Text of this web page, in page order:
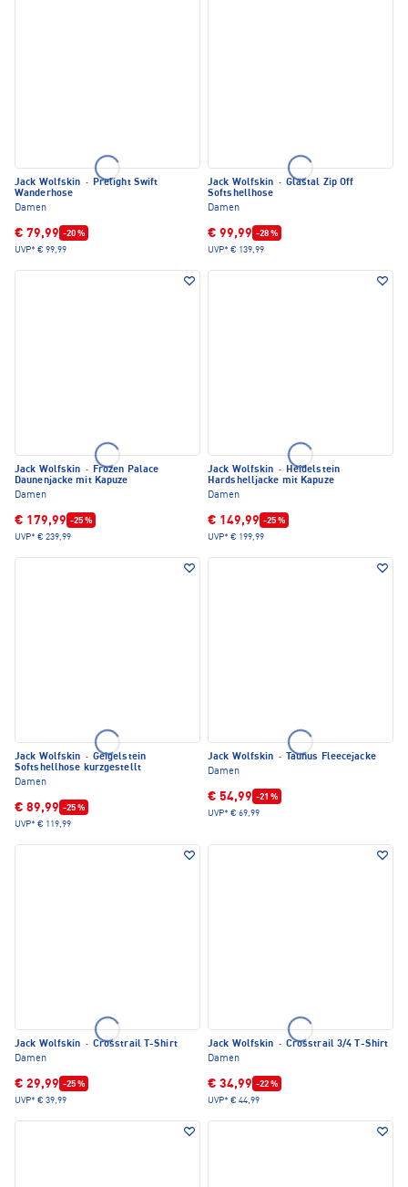
Jack Wolfskin · Prelight Swift
Wanderhose
Damen
€ 79,99 -20 %
UVP* € 99,99
Jack Wolfskin · Glastal Zip Off
Softshellhose
Damen
€ 99,99 -28 %
UVP* € 139,99
Jack Wolfskin · Frozen Palace
Daunenjacke mit Kapuze
Damen
€ 179,99 -25 %
UVP* € 239,99
Jack Wolfskin · Heidelstein
Hardshelljacke mit Kapuze
Damen
€ 149,99 -25 %
UVP* € 199,99
Jack Wolfskin · Geigelstein
Softshellhose kurzgestellt
Damen
€ 89,99 -25 %
UVP* € 119,99
Jack Wolfskin ·
Taunus Fleecejacke
Damen
€ 54,99 -21 %
UVP* € 69,99
Jack Wolfskin · Crosstrail T-Shirt
Damen
€ 29,99 -25 %
UVP* € 39,99
Jack Wolfskin · Crosstrail 3/4 T-Shirt
Damen
€ 34,99 -22 %
UVP* € 44,99